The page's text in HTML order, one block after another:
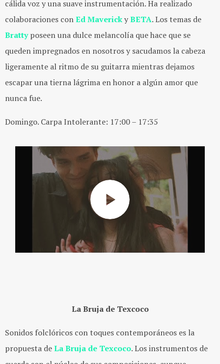
cálida voz y una suave instrumentación. Ha realizado
colaboraciones conEd MaverickyBETA. Los temas de
Brattyposeen una dulce melancolía que hace que se
queden impregnados en nosotros y sacudamos la cabeza
ligeramente al ritmo de su guitarra mientras dejamos
escapar una tierna lágrima en honor a algún amor que
nunca fue.
Domingo. Carpa Intolerante: 17:00 – 17:35
La Bruja de Texcoco
Sonidos folclóricos con toques contemporáneos es la
propuesta deLa Bruja de Texcoco. Los instrumentos de